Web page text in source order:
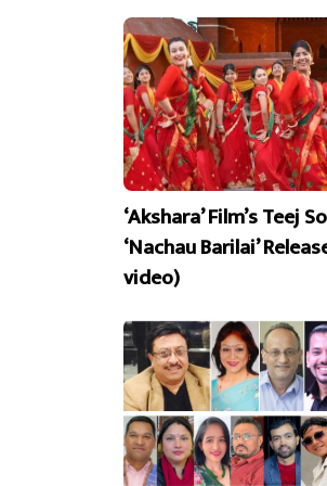
‘Akshara’ Film’s Teej
‘Nachau Barilai’
video)